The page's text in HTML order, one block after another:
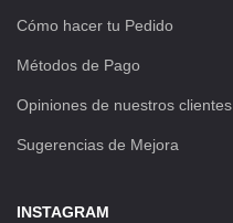
Cómo hacer tu Pedido
Métodos de Pago
Opiniones de nuestros clientes
Sugerencias de Mejora
INSTAGRAM